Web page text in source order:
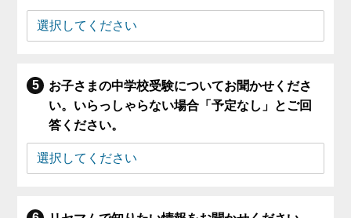
お子さまの中学校受験についてお聞かせくださ
い。いらっしゃらない場合「予定なし」とご回
答ください。